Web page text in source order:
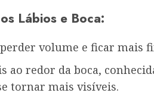
Lábios e Boca:
volume e ficar mais
ao redor da boca,
tornar mais visíveis.